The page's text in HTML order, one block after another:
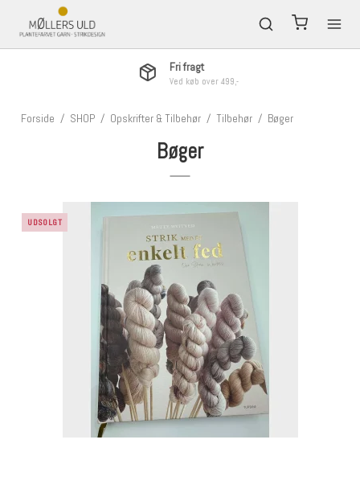
Fri fragt
Ved køb over 499,-
Forside / SHOP / Opskrifter & Tilbehør / Tilbehør / Bøger
Bøger
UDSOLGT